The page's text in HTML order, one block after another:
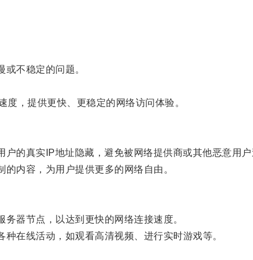
不稳定的问题。
，提供更快、更稳定的网络访问体验。
真实IP地址隐藏，避免被网络提供商或其他恶意用户
内容，为用户提供更多的网络自由。
器节点，以达到更快的网络连接速度。
在线活动，如观看高清视频、进行实时游戏等。